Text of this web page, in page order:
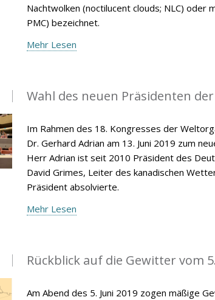
Nachtwolken (noctilucent clouds; NLC) oder
PMC) bezeichnet.
Mehr Lesen
Wahl des neuen Präsidenten
Im Rahmen des 18. Kongresses der
Dr. Gerhard Adrian am 13. Juni 2019 zum
Herr Adrian ist seit 2010 Präsident des
David Grimes, Leiter des kanadischen
Präsident absolvierte.
Mehr Lesen
Rückblick auf die Gewitter vom
Am Abend des 5. Juni 2019 zogen mäßige